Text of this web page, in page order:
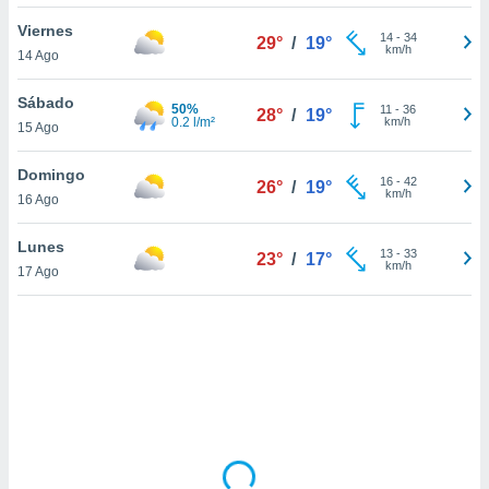
sitio
En
sean
el sitio
ni para
o
Viernes
14 Ago
29° / 19° 14- 34
km/h
Sábado
15 Ago
50%
0.2 l/m²
28° / 19° 11 - 36
km/h
Domingo
16 Ago
26° / 19° 16- 42
km/h
Lunes
17 Ago
23° / 17° 13- 33
km/h